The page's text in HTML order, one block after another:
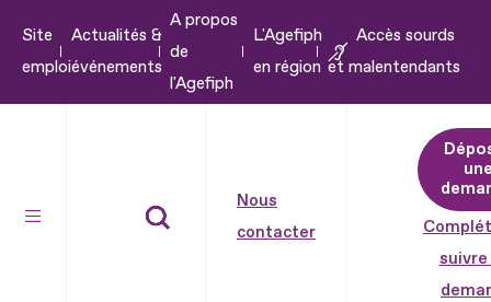
Aller
Site
emploi
Actualités &
événements
A propos
de
l'Agefiph
L'Agefiph
en région
Accès sourds
et malentendants
Nous
contacter
suivre